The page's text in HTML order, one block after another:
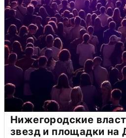
Нижегородские
звезд и площадки на